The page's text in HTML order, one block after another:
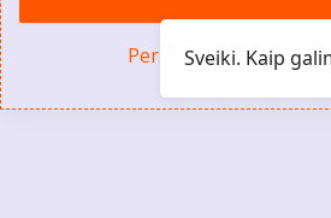
Peržiūrėti visą leidinių
Sveiki. Kaip